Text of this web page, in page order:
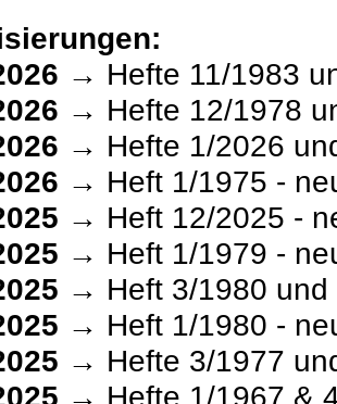
→ Hefte 11/1983
→ Hefte 12/1978
→ Hefte 1/2026
→ Heft 1/1975 -
→ Heft 12/2025 -
→ Heft 1/1979 -
→ Heft 3/1980 und
→ Heft 1/1980 -
→ Hefte 3/1977
→ Hefte 1/1967 &